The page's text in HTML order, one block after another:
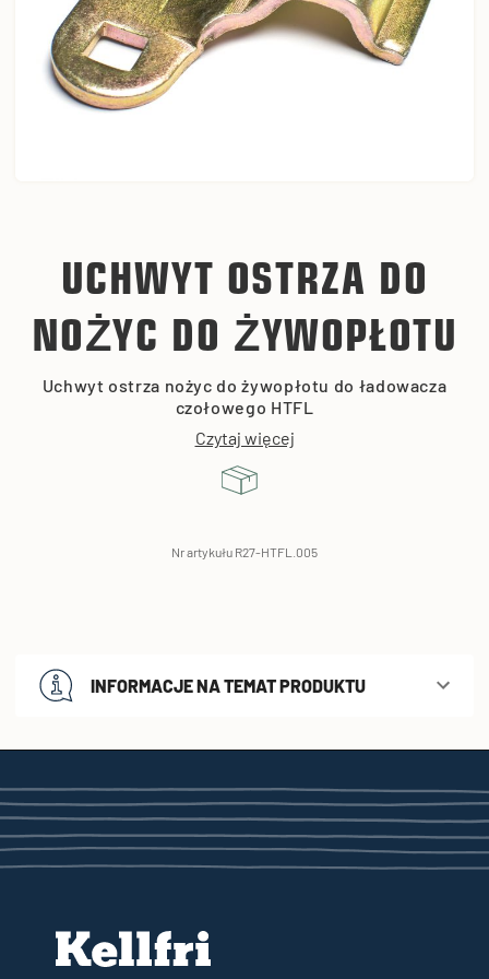
UCHWYT OSTRZA DO
NOŻYC DO ŻYWOPŁOTU
Uchwyt ostrza nożyc do żywopłotu do ładowacza
czołowego HTFL
Czytaj więcej
Nr artykułu R27-HTFL.005
INFORMACJE NA TEMAT PRODUKTU